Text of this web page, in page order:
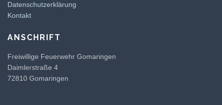
Datenschutzerklärung
Kontakt
ANSCHRIFT
Freiwillige Feuerwehr Gomaringen
Daimlerstraße 4
72810 Gomaringen